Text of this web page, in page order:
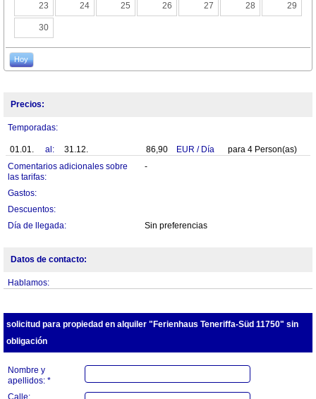
23 24 25 26 27 28 29
30
Hoy
Precios:
Temporadas:
01.01. al: 31.12. 86,90 EUR / Día para 4 Person(as)
Comentarios adicionales sobre
las tarifas:
-
Gastos:
Descuentos:
Día de llegada:
Sin preferencias
Datos de contacto:
Hablamos:
solicitud para propiedad en alquiler "Ferienhaus Teneriffa-Süd 11750" sin
obligación
Nombre y
apellidos: *